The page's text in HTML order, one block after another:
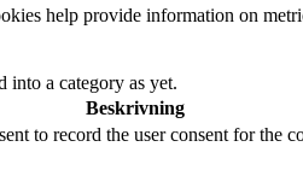
help provide information on
into a category as yet.
Beskrivning
to record the user consent for the